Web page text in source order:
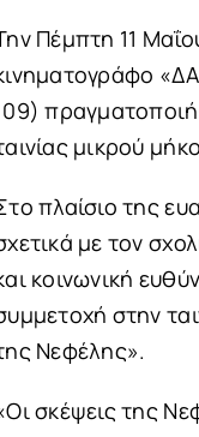
Πέμπτη 11
μικρού
πλαίσιο της
με τον
κοινωνική
στην
Νεφέλης».
σκέψεις της